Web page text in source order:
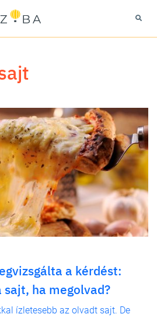
a kérdést:
ha megolvad?
ízletesebb az olvadt sajt. De